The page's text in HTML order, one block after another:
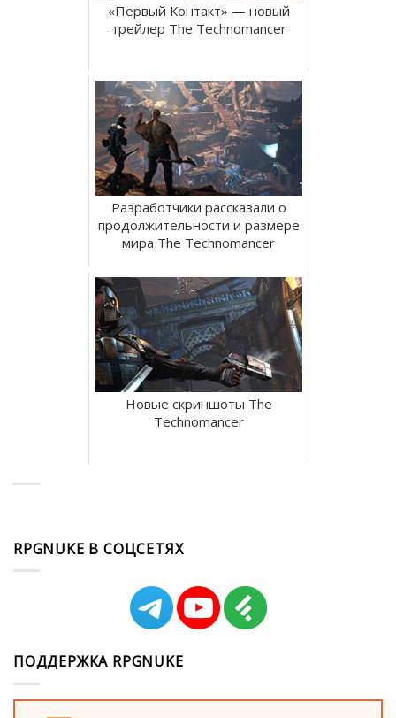
«Первый Контакт» — новый
трейлер The Technomancer
Разработчики рассказали о
продолжительности и размере
мира The Technomancer
Новые скриншоты The
Technomancer
RPGNUKE В СОЦСЕТЯХ
ПОДДЕРЖКА RPGNUKE